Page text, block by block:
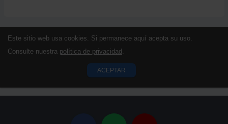
Este sitio web usa cookies. Si permanece aquí acepta su uso.
Consulte nuestra política de privacidad .
ACEPTAR